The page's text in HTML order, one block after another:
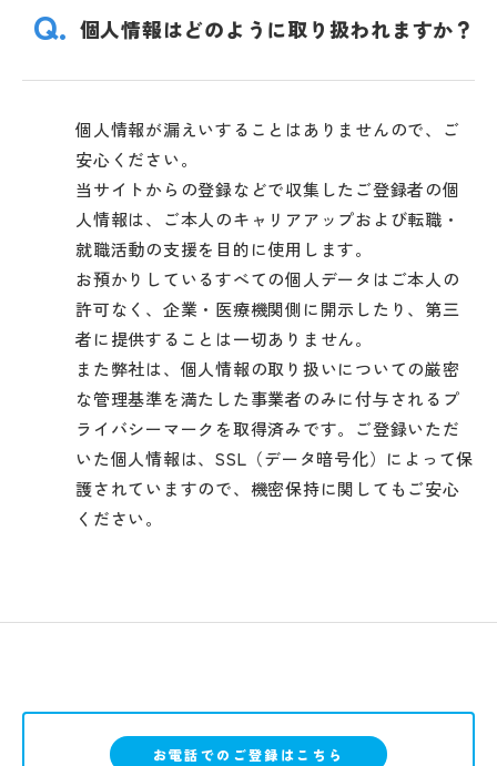
Q. 個人情報はどのように取り扱われますか？
個人情報が漏えいすることはありませんので、ご
安心ください。
当サイトからの登録などで収集したご登録者の個
人情報は、ご本人のキャリアアップおよび転職・
就職活動の支援を目的に使用します。
お預かりしているすべての個人データはご本人の
許可なく、企業・医療機関側に開示したり、第三
者に提供することは一切ありません。
また弊社は、個人情報の取り扱いについての厳密
な管理基準を満たした事業者のみに付与されるプ
ライバシーマークを取得済みです。ご登録いただ
いた個人情報は、SSL（データ暗号化）によって保
護されていますので、機密保持に関してもご安心
ください。
お電話でのご登録はこちら